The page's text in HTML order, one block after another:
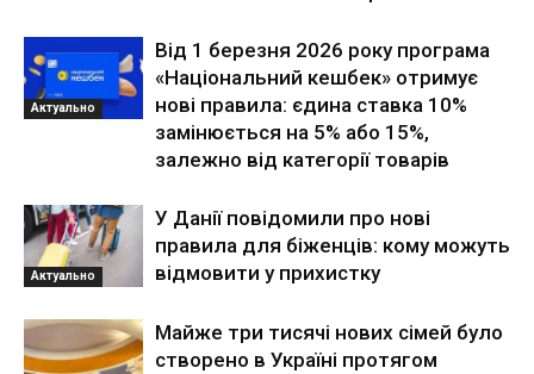
Актуально
Від 1 березня 2026 року програма
«Національний кешбек» отримує
нові правила: єдина ставка 10%
замінюється на 5% або 15%,
залежно від категорії товарів
Актуально
У Данії повідомили про нові
правила для біженців: кому можуть
відмовити у прихистку
Майже три тисячі нових сімей було
створено в Україні протягом